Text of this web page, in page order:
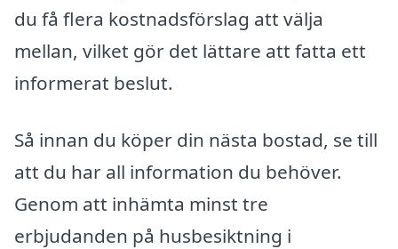
du få flera kostnadsförslag att välja
mellan, vilket gör det lättare att fatta ett
informerat beslut.
Så innan du köper din nästa bostad, se till
att du har all information du behöver.
Genom att inhämta minst tre
erbjudanden på husbesiktning i